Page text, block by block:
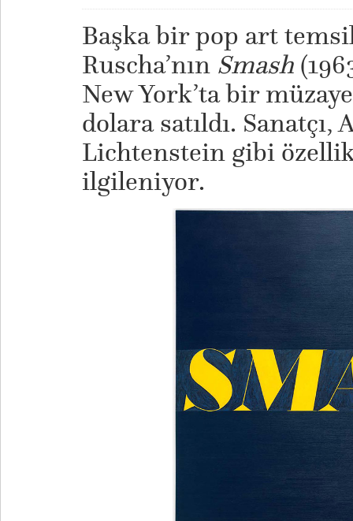
Başka bir pop art
Ruscha’nın Smash
New York’ta bir
dolara satıldı. Sanatçı,
Lichtenstein gibi
ilgileniyor.